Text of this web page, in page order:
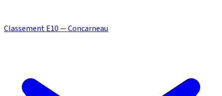
Classement E10 — Concarneau